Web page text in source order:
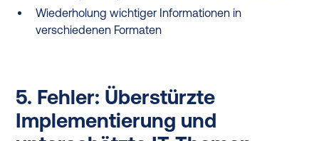
Wiederholung wichtiger Informationen in
verschiedenen Formaten
5. Fehler: Überstürzte
Implementierung und